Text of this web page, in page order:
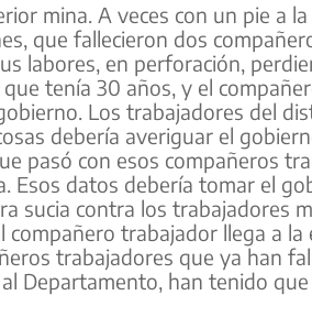
mina. A veces con un pie a
que fallecieron dos
labores, en perforación,
tenía 30 años, y el
Los trabajadores del
debería averiguar el
pasó con esos compañeros
Esos datos debería tomar el
sucia contra los trabajadores
trabajador llega a
trabajadores que ya han
Departamento, han tenido